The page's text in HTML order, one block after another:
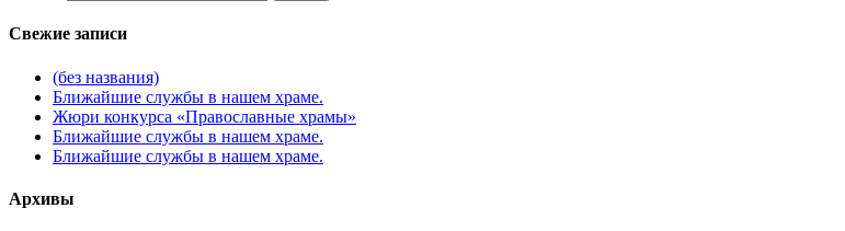
Свежие записи
(без названия)
Ближайшие службы в нашем храме.
Жюри конкурса «Православные храмы»
Ближайшие службы в нашем храме.
Ближайшие службы в нашем храме.
Архивы